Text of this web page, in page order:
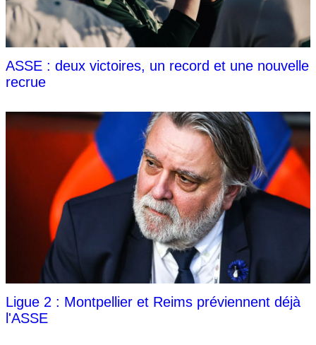
ASSE : deux victoires, un record et une nouvelle
recrue
Ligue 2 : Montpellier et Reims préviennent déjà
l'ASSE